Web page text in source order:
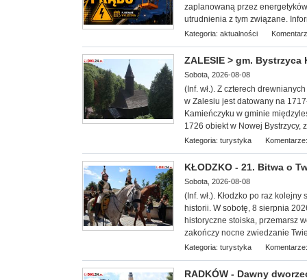
zaplanowaną przez
utrudnienia z tym związane.
Kategoria: aktualności
ZALESIE > gm.
Sobota, 2026-08-08
(Inf. wł.). Z czterech
w Zalesiu jest datowany na
Kamieńczyku w gminie
1726 obiekt w Nowej Bystrzycy,
Kategoria: turystyka
KŁODZKO - 21. Bitwa o
Sobota, 2026-08-08
(Inf. wł.). Kłodzko po raz
historii. W sobotę, 8 sierpnia
historyczne stoiska, przemarsz
zakończy nocne zwiedzanie
Kategoria: turystyka
RADKÓW - Dawny